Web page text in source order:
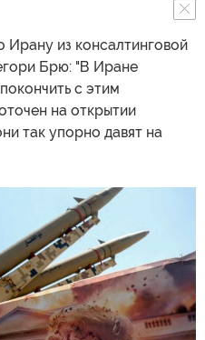
Ирану из консалтинговой
Брю: "В Иране
с этим
на открытии
так упорно давят на